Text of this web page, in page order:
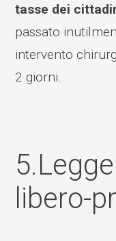
tasse dei
passato
intervento
2 giorni.
libero-